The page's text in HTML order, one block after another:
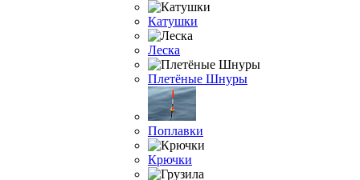
Катушки
Леска
Плетёные Шнуры
Поплавки
Крючки